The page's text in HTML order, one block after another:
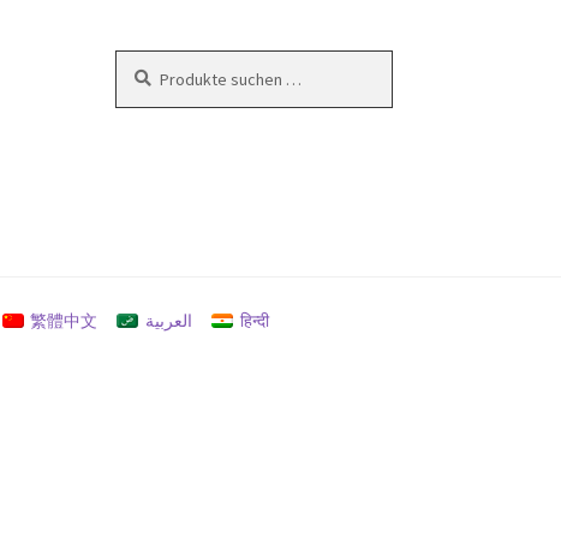
nach:
繁體中文 العربية
हिन्दी